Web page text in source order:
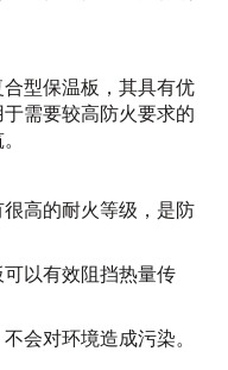
型保温板，其具有优
需要较高防火要求的
高的耐火等级，是防
以有效阻挡热量传
会对环境造成污染。